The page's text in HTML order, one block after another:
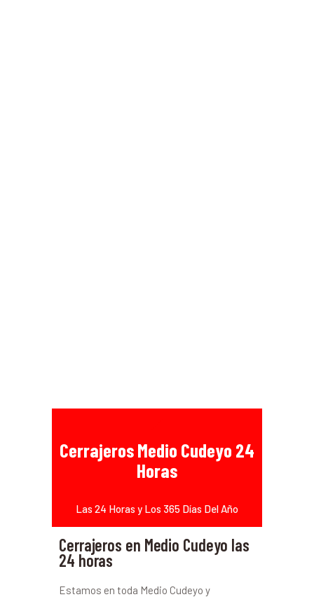
Cerrajeros Medio Cudeyo 24
Horas
Las 24 Horas y Los 365 Días Del Año
Cerrajeros en Medio Cudeyo las
24 horas
Estamos en toda Medio Cudeyo y